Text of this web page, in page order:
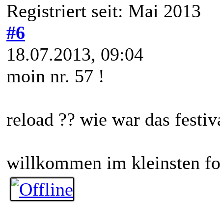
Registriert seit: Mai 2013
#6
18.07.2013, 09:04
moin nr. 57 !
reload ?? wie war das
willkommen im kleinsten